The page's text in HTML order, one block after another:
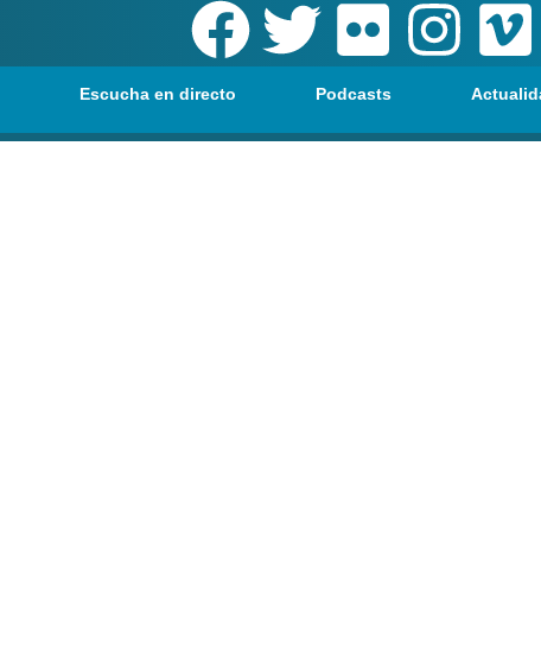
Escucha en directo Podcasts